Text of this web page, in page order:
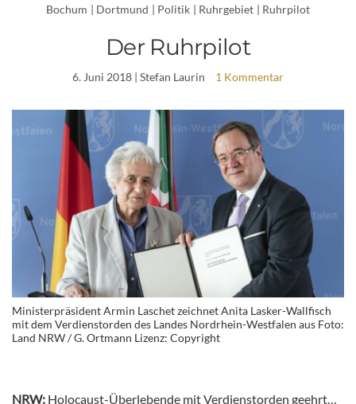
Bochum | Dortmund | Politik | Ruhrgebiet | Ruhrpilot
Der Ruhrpilot
6. Juni 2018 | Stefan Laurin 1 Kommentar
Ministerpräsident Armin Laschet zeichnet Anita Lasker-Wallfisch
mit dem Verdienstorden des Landes Nordrhein-Westfalen aus Foto:
Land NRW / G. Ortmann Lizenz: Copyright
NRW: Holocaust-Überlebende mit Verdienstorden geehrt…